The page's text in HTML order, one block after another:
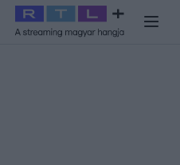
Celeb vagyok, ments ki innen